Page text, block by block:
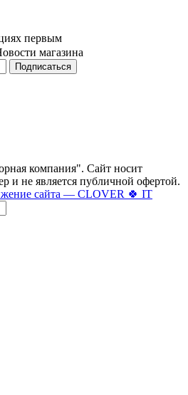
первым
магазина
компания". Сайт носит
и не является публичной офертой.
сайта — CLOVER 🍀 IT